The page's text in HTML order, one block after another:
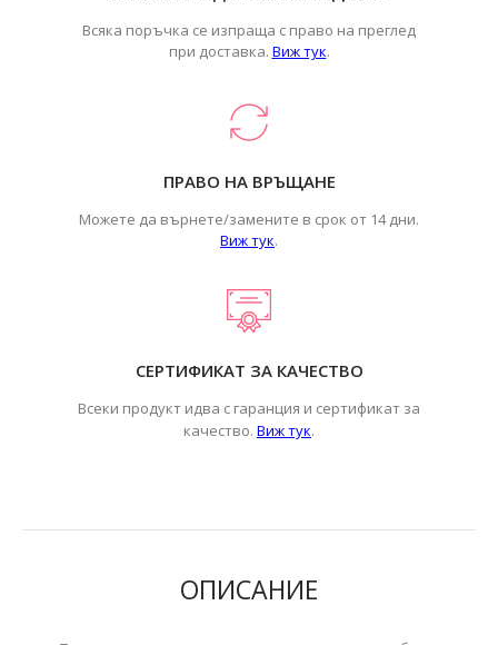
Всяка поръчка се изпраща с право на преглед
при доставка. Виж тук.
ПРАВО НА ВРЪЩАНЕ
Можете да върнете/замените в срок от 14 дни.
Виж тук.
СЕРТИФИКАТ ЗА КАЧЕСТВО
Всеки продукт идва с гаранция и сертификат за
качество. Виж тук.
ОПИСАНИЕ